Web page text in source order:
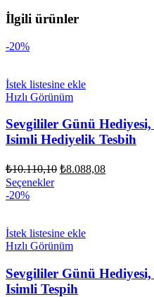
İlgili ürünler
-20%
İstek listesine ekle
Hızlı Görünüm
Sevgililer Günü
Isimli Hediyelik Tesbih
₺10.110,10 Orijinal
₺8.088,08
Seçenekler
-20%
İstek listesine ekle
Hızlı Görünüm
Sevgililer Günü
Isimli Tespih